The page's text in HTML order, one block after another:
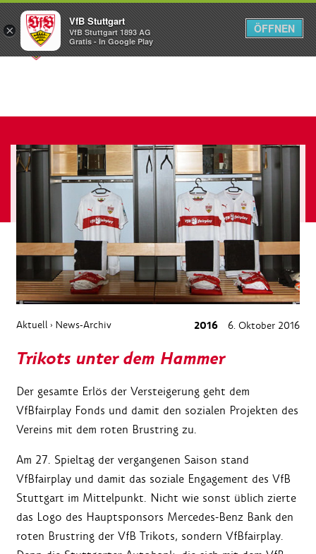
Menü
Aktuell › News-Archiv 2016 6. Oktober 2016
Trikots unter dem Hammer
Der gesamte Erlös der Versteigerung geht dem
VfBfairplay Fonds und damit den sozialen Projekten des
Vereins mit dem roten Brustring zu.
Am 27. Spieltag der vergangenen Saison stand
VfBfairplay und damit das soziale Engagement des VfB
Stuttgart im Mittelpunkt. Nicht wie sonst üblich zierte
das Logo des Hauptsponsors Mercedes-Benz Bank den
roten Brustring der VfB Trikots, sondern VfBfairplay.
×
VfB Stuttgart
VfB Stuttgart 1893 AG
Gratis - In Google Play
ÖFFNEN